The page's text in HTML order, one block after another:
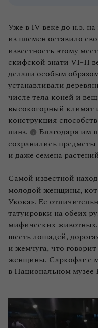
Уже в IV веке до н.э.
из племен оставило
известность этому
скифской знати VI–II
делали особым
устанавливали
числе тела коней и
высокогорный климат
конструкция
линз.
Благодаря им
сохранились
и даже семена
Самой известной
молодой женщины,
Укока». Ее
татуировки на обеих
мифических
шесть лошадей,
и жемчуга, что
женщины. Саркофаг с
в Национальном музее